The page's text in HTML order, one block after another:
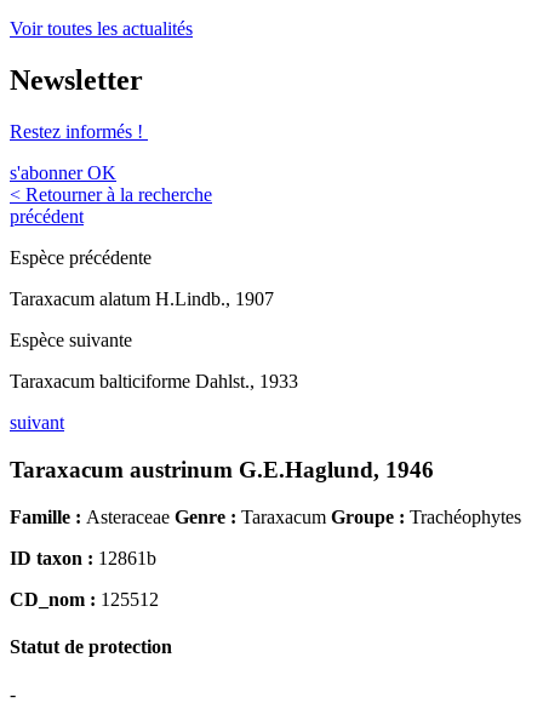
Voir toutes les actualités
Newsletter
Restez informés !
s'abonner OK
< Retourner à la recherche
précédent
Espèce précédente
Taraxacum alatum H.Lindb., 1907
Espèce suivante
Taraxacum balticiforme Dahlst., 1933
suivant
Taraxacum austrinum G.E.Haglund, 1946
Famille : Asteraceae Genre : Taraxacum Groupe : Trachéophytes
ID taxon : 12861b
CD_nom : 125512
Statut de protection
-